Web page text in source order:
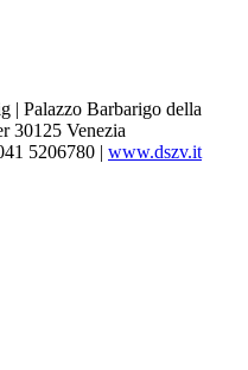
| Palazzo Barbarigo della
30125 Venezia
5206780 | www.dszv.it